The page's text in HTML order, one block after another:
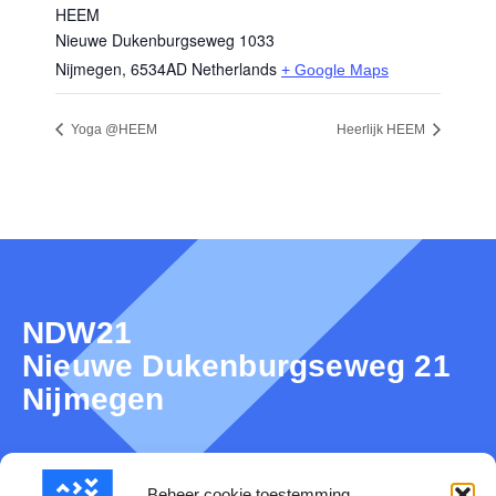
HEEM
Nieuwe Dukenburgseweg 1033
Nijmegen, 6534AD Netherlands + Google Maps
Yoga @HEEM Heerlijk HEEM
NDW21
Nieuwe Dukenburgseweg 21
Nijmegen